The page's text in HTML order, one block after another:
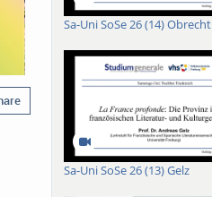
Sa-Uni SoSe 26 (14) Obrecht
Sa-Uni SoSe 26 (13) Gelz